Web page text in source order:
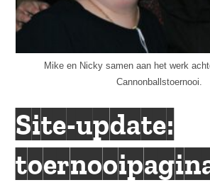
Mike en Nicky samen aan het werk
Cannonballstoernooi.
Site-update: